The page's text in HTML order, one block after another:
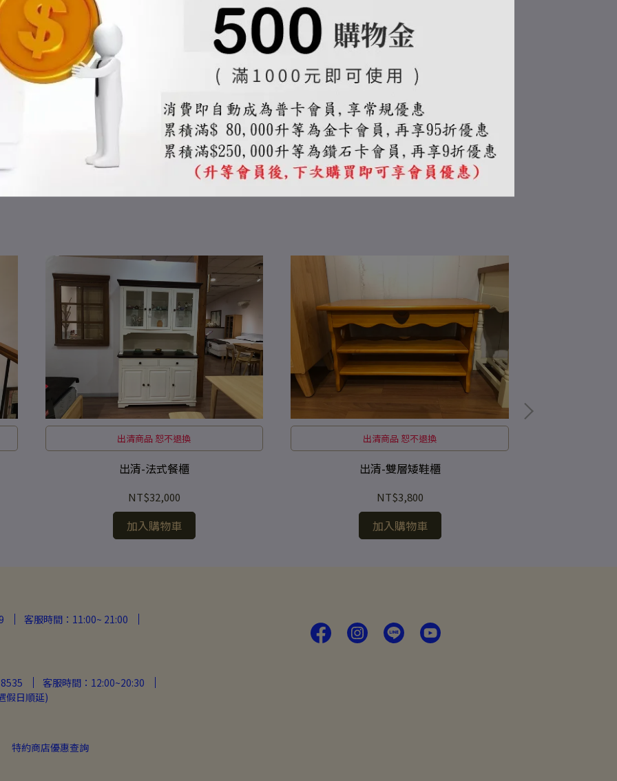
澤、木節分布無法一致，亦不可指定
幕載具、原木自然色差等有些許不同
出清商品 恕不退換
出清-法式餐櫃
NT$32,000
加入購物車
出清商品 恕不退換
出清-雙層矮鞋櫃
NT$3,800
加入購物車
客服時間：11:00~ 21:00
客服時間：12:00~20:30
假日順延)
特約商店優惠查詢